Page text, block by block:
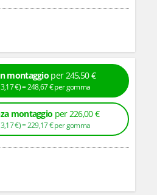
montaggio per 245,50 €
3,17€ ) =248,67€per gomma
montaggio per 226,00 €
3,17€ ) =229,17€per gomma